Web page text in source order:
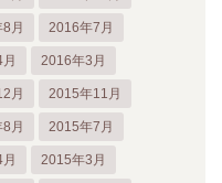
月 2016年7月
2016年3月
月 2015年11月
月 2015年7月
2015年3月